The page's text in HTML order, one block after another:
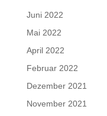
Juni 2022
Mai 2022
April 2022
Februar 2022
Dezember 2021
November 2021